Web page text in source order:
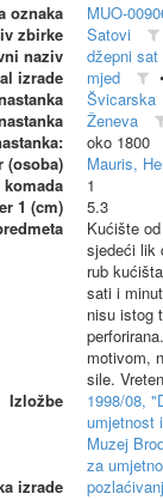
oznaka
MUO-
zbirke
Satovi
naziv
džepni sat
izrade
mjed
Švicarska
Ženeva
oko 1800
(osoba)
Mauris,
1
1 (cm)
5.3
Kućište
sjedeći lik
rub
sati i
nisu istog
motivom,
sile.
Izložbe
1998/08,
umjetnost
Muzej
za
izrade